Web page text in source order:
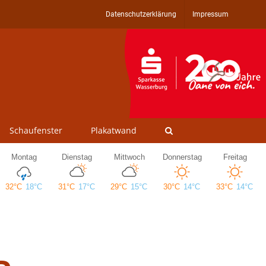
Datenschutzerklärung Impressum
Schaufenster Plakatwand